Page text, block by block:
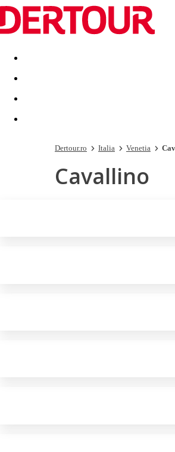
Destinatii Vacanta perfecta
Dertour.ro Italia Venetia
Cavallino